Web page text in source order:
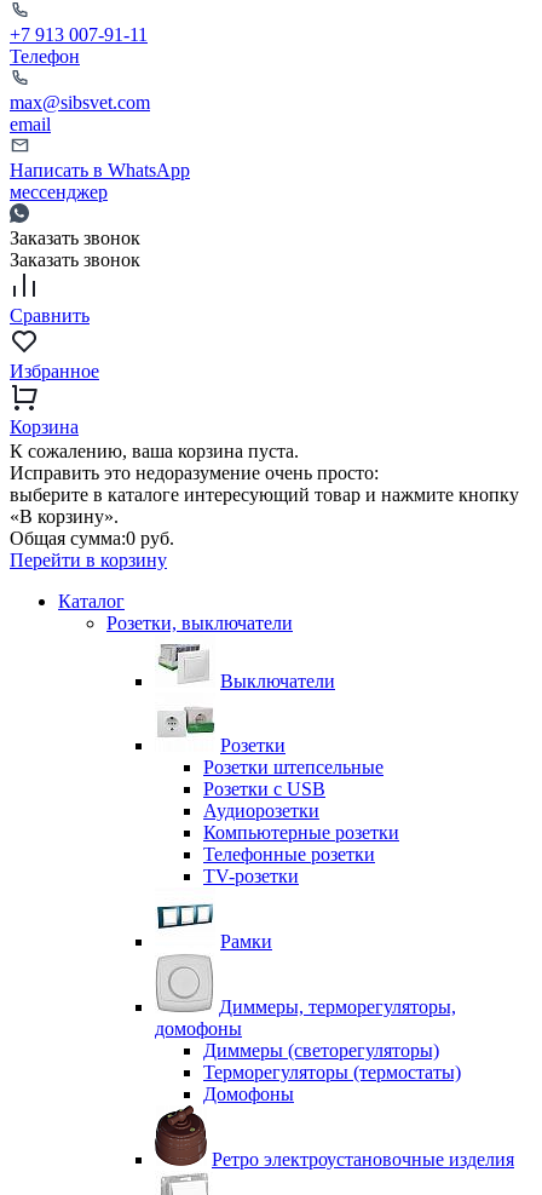
+7 913 007-91-11
Телефон
max@sibsvet.com
email
Написать в WhatsApp
мессенджер
Заказать звонок
Заказать звонок
Сравнить
Избранное
Корзина
К сожалению, ваша корзина пуста.
Исправить это недоразумение очень просто:
выберите в каталоге интересующий товар и нажмите кнопку
«В корзину».
Общая сумма:0 руб.
Перейти в корзину
Каталог
Розетки, выключатели
Выключатели
Розетки
Розетки штепсельные
Розетки с USB
Аудиорозетки
Компьютерные розетки
Телефонные розетки
TV-розетки
Рамки
Диммеры, терморегуляторы,
домофоны
Диммеры (светорегуляторы)
Терморегуляторы (термостаты)
Домофоны
Ретро электроустановочные изделия